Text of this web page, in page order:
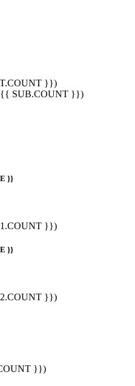
}})
SUB.COUNT }})
}}
}})
}}
}})
}})